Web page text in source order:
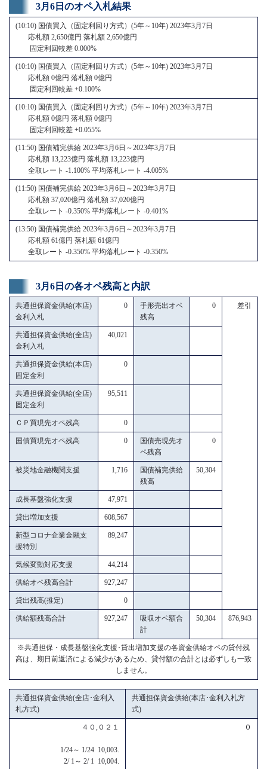
3月6日のオペ入札結果
(10:10) 国債買入（固定利回り方式）(5年～10年) 2023年3月7日
応札額 2,650億円 落札額 2,650億円
固定利回較差 0.000%
(10:10) 国債買入（固定利回り方式）(5年～10年) 2023年3月7日
応札額 0億円 落札額 0億円
固定利回較差 +0.100%
(10:10) 国債買入（固定利回り方式）(5年～10年) 2023年3月7日
応札額 0億円 落札額 0億円
固定利回較差 +0.055%
(11:50) 国債補完供給 2023年3月6日～2023年3月7日
応札額 13,223億円 落札額 13,223億円
全取レート -1.100% 平均落札レート -4.005%
(11:50) 国債補完供給 2023年3月6日～2023年3月7日
応札額 37,020億円 落札額 37,020億円
全取レート -0.350% 平均落札レート -0.401%
(13:50) 国債補完供給 2023年3月6日～2023年3月7日
応札額 61億円 落札額 61億円
全取レート -0.350% 平均落札レート -0.350%
3月6日の各オペ残高と内訳
共通担保資金供給(本店)
金利入札
0
手形売出オペ
残高
0 差引
共通担保資金供給(全店)
金利入札
40,021
共通担保資金供給(本店)
固定金利
0
共通担保資金供給(全店)
固定金利
95,511
ＣＰ買現先オペ残高 0
国債買現先オペ残高 0
国債売現先オ
ペ残高
0
被災地金融機関支援 1,716
国債補完供給
残高
50,304
成長基盤強化支援 47,971
貸出増加支援 608,567
新型コロナ企業金融支
援特別
89,247
気候変動対応支援 44,214
供給オペ残高合計 927,247
貸出残高(推定) 0
供給額残高合計 927,247
吸収オペ額合
計
50,304 876,943
※共通担保・成長基盤強化支援･貸出増加支援の各資金供給オペの貸付残
高は、期日前返済による減少があるため、貸付額の合計とは必ずしも一致
しません。
共通担保資金供給(全店･金利入
札方式)
共通担保資金供給(本店･金利入札方
式)
４０,０２１
1/24～ 1/24 10,003.
2/ 1～ 2/ 1 10,004.
０